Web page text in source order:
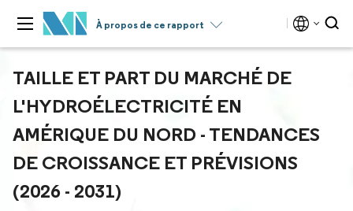
À propos de ce rapport
TAILLE ET PART DU MARCHÉ DE
L'HYDROÉLECTRICITÉ EN
AMÉRIQUE DU NORD - TENDANCES
DE CROISSANCE ET PRÉVISIONS
(2026 - 2031)